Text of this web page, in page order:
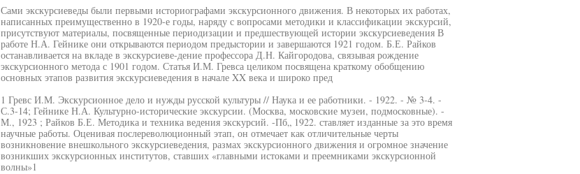
Сами экскурсиеведы были первыми историографами экскурсионного движения. В некоторых их работах,
написанных преимущественно в 1920-е годы, наряду с вопросами методики и классификации экскурсий,
присутствуют материалы, посвященные периодизации и предшествующей истории экскурсиеведения В
работе Н.А. Гейнике они открываются периодом предыстории и завершаются 1921 годом. Б.Е. Райков
останавливается на вкладе в экскурсиеве-дение профессора Д.Н. Кайгородова, связывая рождение
экскурсионного метода с 1901 годом. Статья И.М. Гревса целиком посвящена краткому обобщению
основных этапов развития экскурсиеведения в начале XX века и широко пред
1 Гревс И.М. Экскурсионное дело и нужды русской культуры // Наука и ее работники. - 1922. - № 3-4. -
С.3-14; Гейнике Н.А. Культурно-исторические экскурсии. (Москва, московские музеи, подмосковные). -
М., 1923 ; Райков Б.Е. Методика и техника ведения экскурсий. -Пб„ 1922. ставляет изданные за это время
научные работы. Оценивая послереволюционный этап, он отмечает как отличительные черты
возникновение внешкольного экскурсиеведения, размах экскурсионного движения и огромное значение
возникших экскурсионных институтов, ставших «главными истоками и преемниками экскурсионной
волны»1